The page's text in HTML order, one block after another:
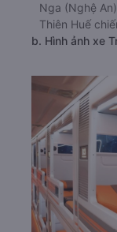
Nga (Nghệ
Thiên Huế
b. Hình ảnh xe